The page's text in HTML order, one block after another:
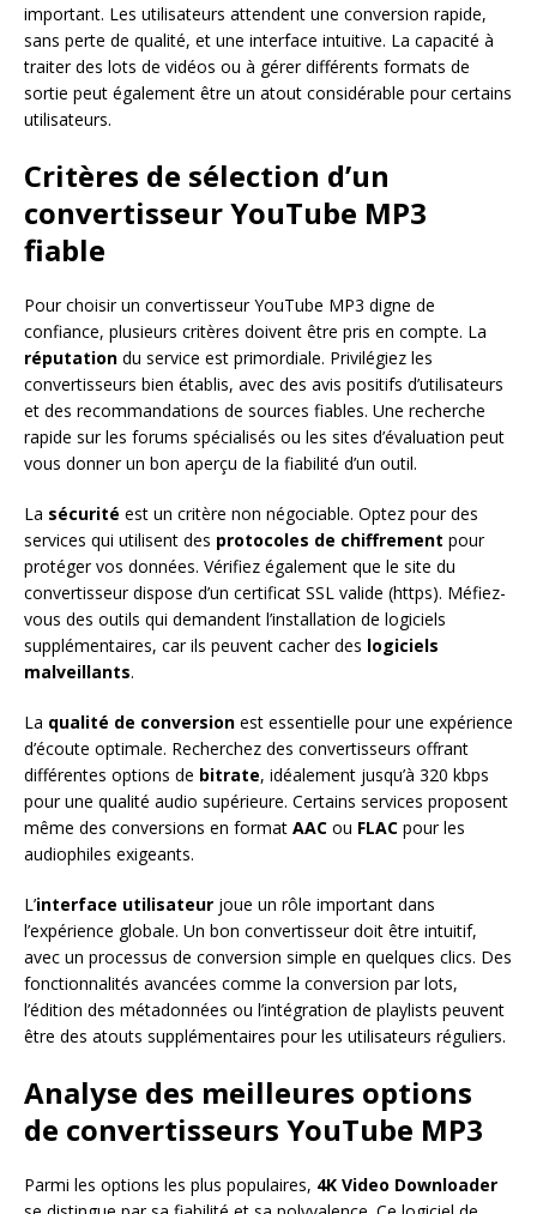
important. Les utilisateurs attendent une conversion rapide,
sans perte de qualité, et une interface intuitive. La capacité à
traiter des lots de vidéos ou à gérer différents formats de
sortie peut également être un atout considérable pour certains
utilisateurs.
Critères de sélection d’un
convertisseur YouTube MP3
fiable
Pour choisir un convertisseur YouTube MP3 digne de
confiance, plusieurs critères doivent être pris en compte. La
réputation du service est primordiale. Privilégiez les
convertisseurs bien établis, avec des avis positifs d’utilisateurs
et des recommandations de sources fiables. Une recherche
rapide sur les forums spécialisés ou les sites d’évaluation peut
vous donner un bon aperçu de la fiabilité d’un outil.
La sécurité est un critère non négociable. Optez pour des
services qui utilisent des protocoles de chiffrement pour
protéger vos données. Vérifiez également que le site du
convertisseur dispose d’un certificat SSL valide (https). Méfiez-
vous des outils qui demandent l’installation de logiciels
supplémentaires, car ils peuvent cacher des logiciels
malveillants.
La qualité de conversion est essentielle pour une expérience
d’écoute optimale. Recherchez des convertisseurs offrant
différentes options de bitrate, idéalement jusqu’à 320 kbps
pour une qualité audio supérieure. Certains services proposent
même des conversions en format AAC ou FLAC pour les
audiophiles exigeants.
L’interface utilisateur joue un rôle important dans
l’expérience globale. Un bon convertisseur doit être intuitif,
avec un processus de conversion simple en quelques clics. Des
fonctionnalités avancées comme la conversion par lots,
l’édition des métadonnées ou l’intégration de playlists peuvent
être des atouts supplémentaires pour les utilisateurs réguliers.
Analyse des meilleures options
de convertisseurs YouTube MP3
Parmi les options les plus populaires, 4K Video Downloader